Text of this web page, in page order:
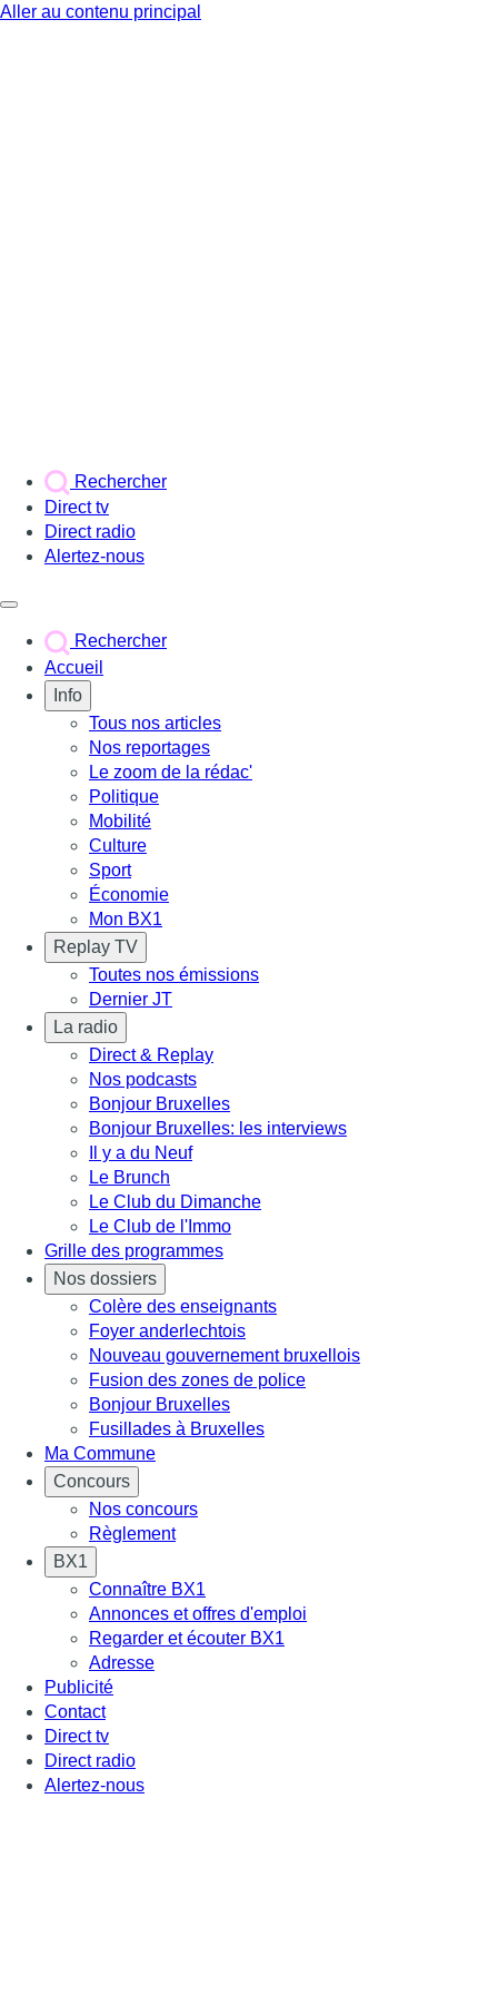
Aller au contenu principal
Rechercher
Direct tv
Direct radio
Alertez-nous
Rechercher
Accueil
Info
Tous nos articles
Nos reportages
Le zoom de la rédac'
Politique
Mobilité
Culture
Sport
Économie
Mon BX1
Replay TV
Toutes nos émissions
Dernier JT
La radio
Direct & Replay
Nos podcasts
Bonjour Bruxelles
Bonjour Bruxelles: les interviews
Il y a du Neuf
Le Brunch
Le Club du Dimanche
Le Club de l'Immo
Grille des programmes
Nos dossiers
Colère des enseignants
Foyer anderlechtois
Nouveau gouvernement bruxellois
Fusion des zones de police
Bonjour Bruxelles
Fusillades à Bruxelles
Ma Commune
Concours
Nos concours
Règlement
BX1
Connaître BX1
Annonces et offres d'emploi
Regarder et écouter BX1
Adresse
Publicité
Contact
Direct tv
Direct radio
Alertez-nous